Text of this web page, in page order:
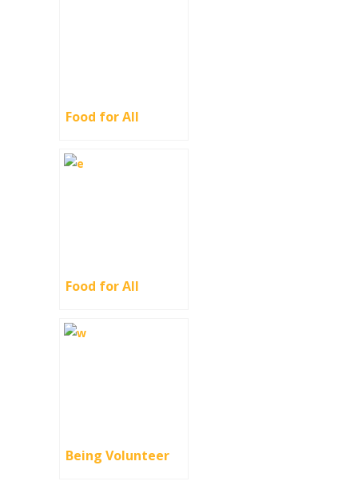
Food for All
Food for All
Being Volunteer